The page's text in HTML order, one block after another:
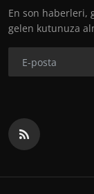
En son haberleri,
gelen kutunuza